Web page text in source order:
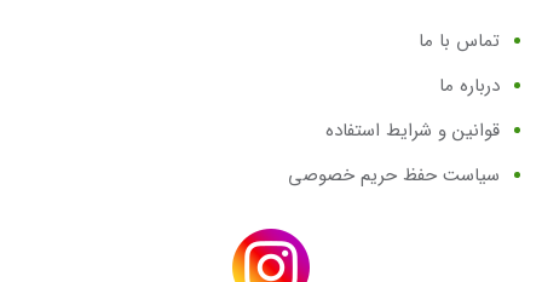
تماس با ما
درباره ما
قوانین و شرایط استفاده
سیاست حفظ حریم خصوصی